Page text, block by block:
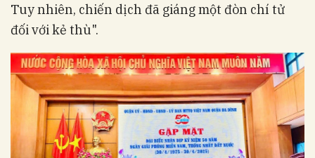
Tuy nhiên, chiến dịch đã giáng một đòn chí tử
đối với kẻ thù".